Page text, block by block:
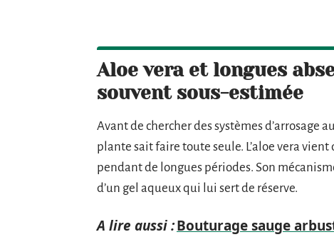
Aloe vera et longues
souvent sous-estimée
Avant de chercher des systèmes d’arrosage
plante sait faire toute seule. L’aloe vera
pendant de longues périodes. Son
d’un gel aqueux qui lui sert de réserve.
A lire aussi :Bouturage sauge